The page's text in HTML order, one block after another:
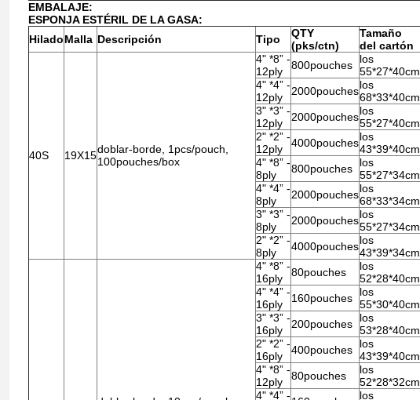
EMBALAJE:
ESPONJA ESTÉRIL DE LA GASA:
HiladoMalla Descripción Tipo
QTY
(pks/ctn)
Tamaño
del cartón
40S 19X15doblar-borde, 1pcs/pouch,
100pouches/box
4" *8” -
12ply
800pouches
los
55*27*40cm
4" *4” -
12ply
2000poucheslos
68*33*40cm
3" *3” -
12ply
2000poucheslos
55*27*40cm
2" *2” -
12ply
4000poucheslos
43*39*40cm
4" *8” -
8ply
800pouches
los
55*27*34cm
4" *4” -
8ply
2000poucheslos
68*33*34cm
3" *3” -
8ply
2000poucheslos
55*27*34cm
2" *2” -
8ply
4000poucheslos
43*39*34cm
4" *8” -
16ply
80pouches
los
52*28*40cm
4" *4” -
16ply
160pouches
los
55*30*40cm
3" *3” -
16ply
200pouches
los
53*28*40cm
2" *2” -
16ply
400pouches
los
43*39*40cm
4" *8” -
12ply
80pouches
los
52*28*32cm
4" *4” -
los